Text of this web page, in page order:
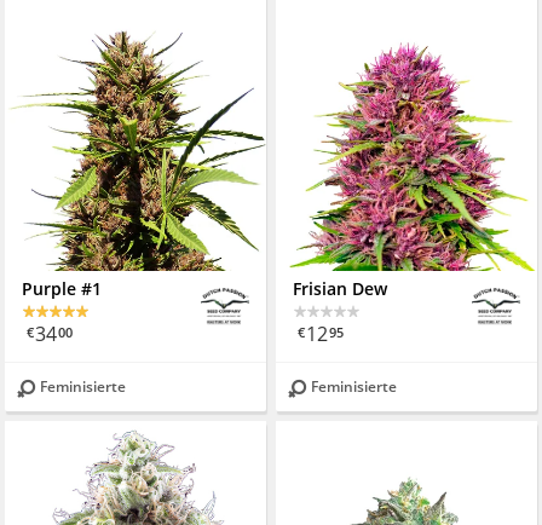
Purple #1
€3400
Feminisierte
Frisian Dew
€1295
Feminisierte